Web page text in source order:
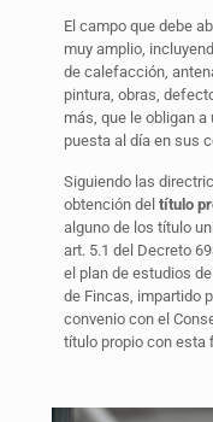
El campo que debe
muy amplio,
de calefacción,
pintura, obras,
más, que le obligan
puesta al día en sus
Siguiendo las
obtención del título
alguno de los título
art. 5.1 del Decreto
el plan de estudios
de Fincas, impartido
convenio con el
título propio con esta